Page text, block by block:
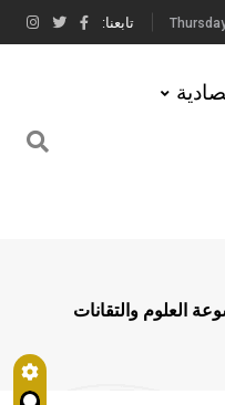
تابعنا:
العلوم والتقانات